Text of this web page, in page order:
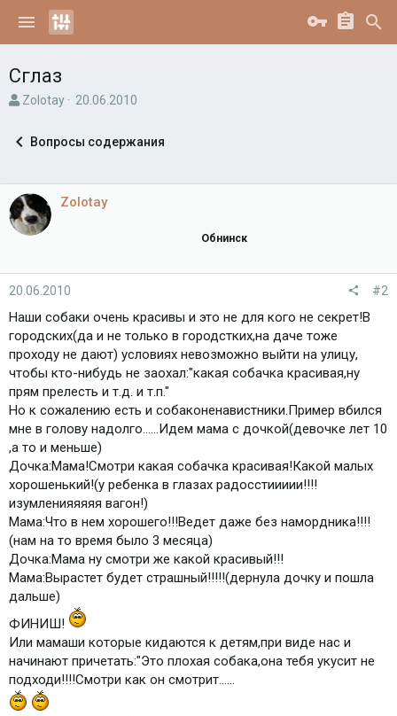
Сглаз
А
о
т
е
м
ы
Zolotay
Д
а
а
ч
20.06.2010
Вопросы содержания
Zolotay
Обнинск
20.06.2010 #2
Наши собаки очень красивы и это не для кого не секрет!В
городских(да и не только в городстких,на даче тоже
проходу не дают) условиях невозможно выйти на улицу,
чтобы кто-нибудь не заохал:"какая собачка красивая,ну
прям прелесть и т.д. и т.п."
Но к сожалению есть и собаконенавистники.Пример вбился
мне в голову надолго......Идем мама с дочкой(девочке лет 10
,а то и меньше)
Дочка:Мама!Смотри какая собачка красивая!Какой малых
хорошенький!(у ребенка в глазах радосстиииии!!!!
изумленияяяяя вагон!)
Мама:Что в нем хорошего!!!Ведет даже без намордника!!!!
(нам на то время было 3 месяца)
Дочка:Мама ну смотри же какой красивый!!!
Мама:Вырастет будет страшный!!!!!(дернула дочку и пошла
дальше)
ФИНИШ!
Или мамаши которые кидаются к детям,при виде нас и
начинают причетать:"Это плохая собака,она тебя укусит не
подходи!!!!Смотри как он смотрит......